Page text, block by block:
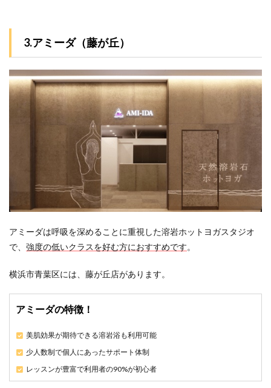
3.アミーダ（藤が丘）
アミーダは呼吸を深めることに重視した溶岩ホットヨガスタジオ
で、 強度の低いクラスを好む方におすすめです。
横浜市青葉区には、藤が丘店があります。
アミーダの特徴！
美肌効果が期待できる溶岩浴も利用可能
少人数制で個人にあったサポート体制
レッスンが豊富で利用者の90%が初心者